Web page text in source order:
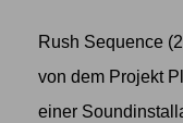
Rush Sequence
von dem Projekt
einer